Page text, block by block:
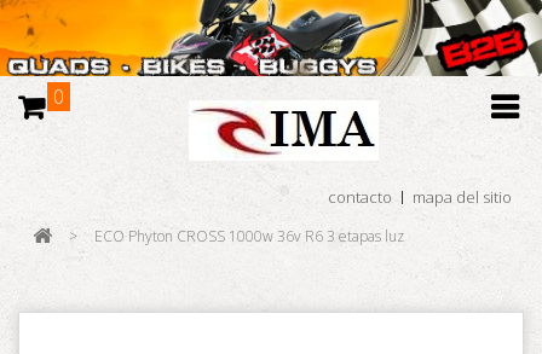
0
contacto mapa del sitio
> ECO Phyton CROSS 1000w 36v R6 3 etapas luz